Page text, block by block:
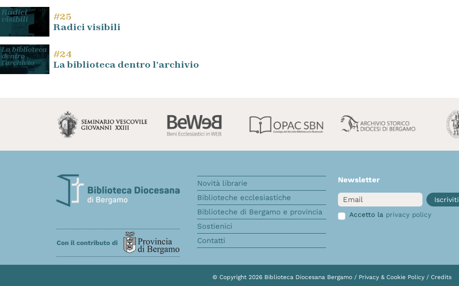
#25
Radici visibili
#24
La biblioteca dentro l’archivio
Novità librarie
Biblioteche ecclesiastiche
Biblioteche di Bergamo e provincia
Sostienici
Contatti
Newsletter
Email
Iscriviti
Accetto la privacy policy
© Copyright 2026 Biblioteca Diocesana Bergamo / Privacy & Cookie Policy / Credits